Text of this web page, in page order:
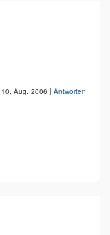
10. Aug. 2006 | Antworten